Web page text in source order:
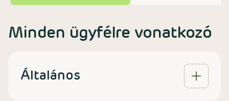
Minden ügyfélre vonatkozó
Általános